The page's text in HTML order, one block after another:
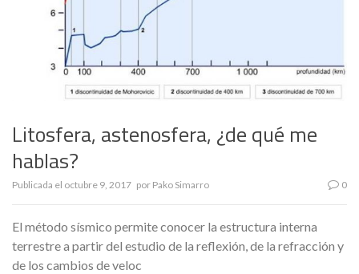
Litosfera, astenosfera, ¿de qué me
hablas?
Publicada el octubre 9, 2017 por Pako Simarro 0
El método sísmico permite conocer la estructura interna
terrestre a partir del estudio de la reflexión, de la refracción y
de los cambios de veloc